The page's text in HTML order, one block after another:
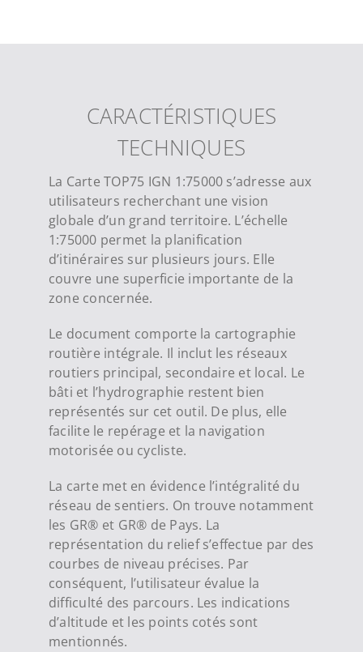
CARACTÉRISTIQUES
TECHNIQUES
La Carte TOP75 IGN 1:75000 s’adresse aux
utilisateurs recherchant une vision
globale d’un grand territoire. L’échelle
1:75000 permet la planification
d’itinéraires sur plusieurs jours. Elle
couvre une superficie importante de la
zone concernée.
Le document comporte la cartographie
routière intégrale. Il inclut les réseaux
routiers principal, secondaire et local. Le
bâti et l’hydrographie restent bien
représentés sur cet outil. De plus, elle
facilite le repérage et la navigation
motorisée ou cycliste.
La carte met en évidence l’intégralité du
réseau de sentiers. On trouve notamment
les GR® et GR® de Pays. La
représentation du relief s’effectue par des
courbes de niveau précises. Par
conséquent, l’utilisateur évalue la
difficulté des parcours. Les indications
d’altitude et les points cotés sont
mentionnés.